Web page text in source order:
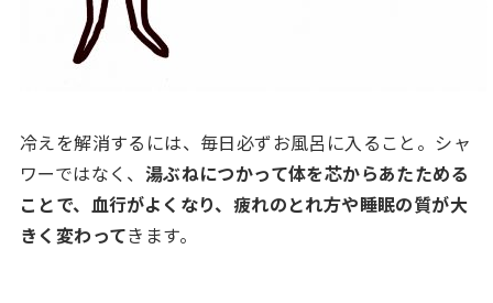
冷えを解消するには、毎日必ずお風呂に入ること。シャ
ワーではなく、 湯ぶねにつかって体を芯からあたためる
ことで、血行がよくなり、疲れのとれ方や睡眠の質が大
きく変わってきます。